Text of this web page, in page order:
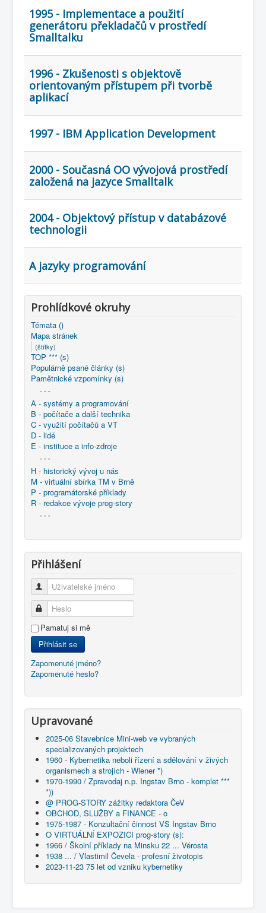
1995 - Implementace a použití
generátoru překladačů v prostředí
Smalltalku
1996 - Zkušenosti s objektově
orientovaným přístupem při tvorbě
aplikací
1997 - IBM Application Development
2000 - Současná OO vývojová prostředí
založená na jazyce Smalltalk
2004 - Objektový přístup v databázové
technologii
A jazyky programování
Prohlídkové okruhy
Témata ()
Mapa stránek
(štítky)
TOP *** (s)
Populárně psané články (s)
Pamětnické vzpomínky (s)
- - -
A - systémy a programování
B - počítače a další technika
C - využití počítačů a VT
D - lidé
E - instituce a info-zdroje
- - -
H - historický vývoj u nás
M - virtuální sbírka TM v Brně
P - programátorské příklady
R - redakce vývoje prog-story
- - -
Přihlášení
Uživatelské jméno
Heslo
Pamatuj si mě
Přihlásit se
Zapomenuté jméno?
Zapomenuté heslo?
Upravované
2025-06 Stavebnice Mini-web ve vybraných
specializovaných projektech
1960 - Kybernetika neboli řízení a sdělování v živých
organismech a strojích - Wiener *)
1970-1990 / Zpravodaj n.p. Ingstav Brno - komplet ***
*))
@ PROG-STORY zážitky redaktora ČeV
OBCHOD, SLUŽBY a FINANCE - o
1975-1987 - Konzultační činnost VS Ingstav Brno
O VIRTUÁLNÍ EXPOZICI prog-story (s):
1966 / Školní příklady na Minsku 22 ... Vérosta
1938 ... / Vlastimil Čevela - profesní životopis
2023-11-23 75 let od vzniku kybernetiky